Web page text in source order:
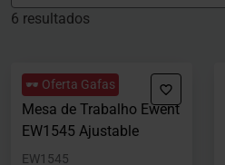
6 resultados
🕶️ Oferta Gafas
Mesa de Trabalho Ewent
EW1545 Ajustable
EW1545